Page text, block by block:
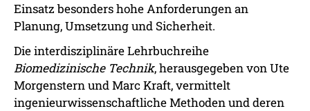
Einsatz besonders hohe Anforderungen an
Planung, Umsetzung und Sicherheit.
Die interdisziplinäre Lehrbuchreihe
Biomedizinische Technik, herausgegeben von Ute
Morgenstern und Marc Kraft, vermittelt
ingenieurwissenschaftliche Methoden und deren